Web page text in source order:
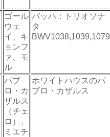
ゴール
ウェ
イ、キ
ョンフ
ァ、モ
ル
バッハ：トリオソナ
タ
BWV1038,1039,1079
パブ
ロ・カ
ザルス
（チェ
ロ）、
ミエチ
ホワイトハウスのパ
ブロ・カザルス